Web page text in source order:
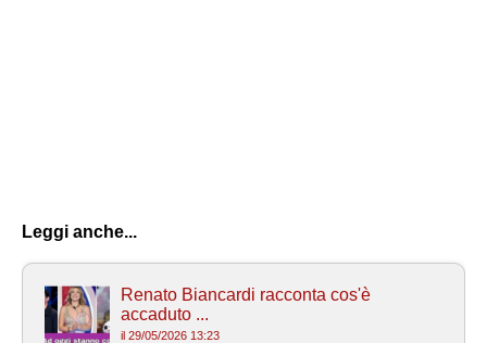
Leggi anche...
Renato Biancardi racconta cos'è
accaduto ...
il 29/05/2026 13:23